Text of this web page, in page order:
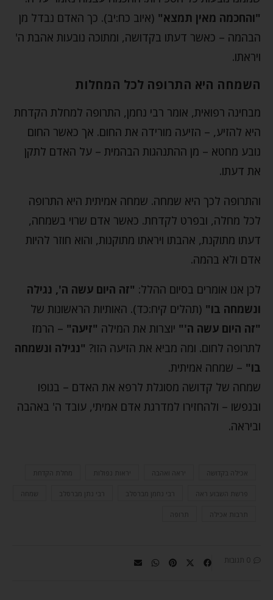
"והחכמה מאין תמצא" (איוב כח:יב). כך האדם נבדל מן
הבהמה – כאשר דעתו בקדושה, ומתוכה נובעות אהבת ה'
ויראתו.
השמחה היא התרופה לכל המחלות
מבחינה רפואית, אומר רבי נחמן, התרופה למחלת הקדחת
היא להזיע, – הזיעה מורידה את החום. אך כאשר החום
נובע מחטא – מן ההתנהגות הבהמית – על האדם לתקן
את דעתו.
והתרופה לכך היא שמחה. שמחה אמיתית היא התרופה
לכל מחלה, ובפרט לקדחת. כאשר אדם שרוי בשמחה,
דעתו מתוקנת, אהבתו ויראתו מתוקנות, והוא חוזר להיות
אדם ולא בהמה.
לכן אנו אומרים בסיום ההלל: "זה היום עשה ה', נגילה
ונשמחה בו" (תהלים קיח:כד). האותיות הראשונות של
"זה היום עשה ה'" יוצרות את המילה "זיעה" – הרמז
לתרופה לחום. ומה מביא את הזיעה הזו? "נגילה ונשמחה
בו" – שמחה אמיתית.
שמחה של קדושה מסוגלת לרפא את האדם – בגופו
ובנפשו – ולהחזירו למדרגת אדם אמיתי, עובד ה' באהבה
וביראה.
אכילה בקדושה יראות נפולות מחלת הקדחת
פרשת השבוע ראה רבי נחמן מברסלב רבי נתן מברסלב שמחה
תרבות אכילה תרופה
0 תגובות